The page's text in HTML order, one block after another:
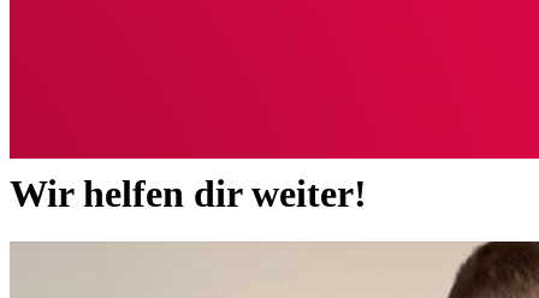
Wir helfen dir weiter!